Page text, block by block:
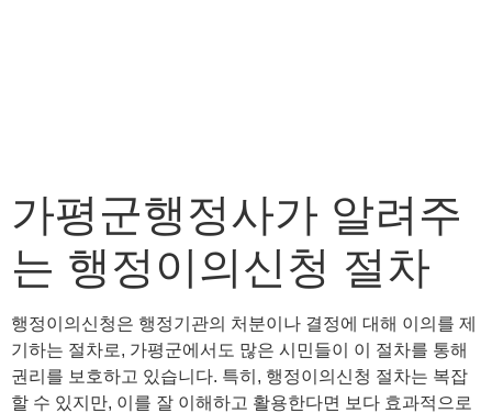
가평군행정사가 알려주
는 행정이의신청 절차
행정이의신청은 행정기관의 처분이나 결정에 대해 이의를 제
기하는 절차로, 가평군에서도 많은 시민들이 이 절차를 통해
권리를 보호하고 있습니다. 특히, 행정이의신청 절차는 복잡
할 수 있지만, 이를 잘 이해하고 활용한다면 보다 효과적으로